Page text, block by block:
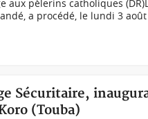
aux pèlerins catholiques
a procédé, le lundi 3
Sécuritaire,
(Touba)